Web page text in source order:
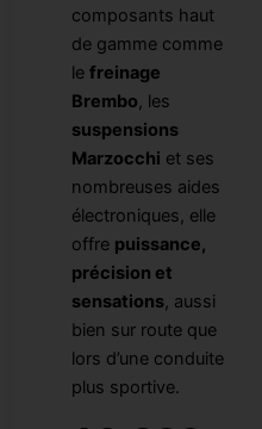
composants haut
de gamme comme
le freinage
Brembo, les
suspensions
Marzocchi et ses
nombreuses aides
électroniques, elle
offre puissance,
précision et
sensations, aussi
bien sur route que
lors d’une conduite
plus sportive.